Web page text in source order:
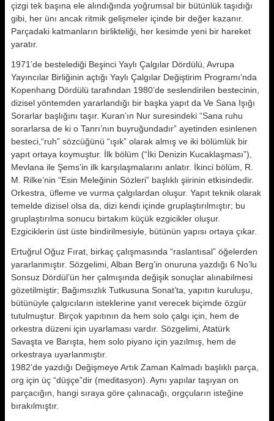
çizgi tek başına ele alındığında yoğrumsal bir bütünlük taşıdığı
gibi, her ünı ancak ritmik gelişmeler içinde bir değer kazanır.
Parçadaki katmanların birlikteliği, her kesimde yeni bir hareket
yaratır.
1971’de bestelediği Beşinci Yaylı Çalgılar Dördülü, Avrupa
Yayıncılar Birliğinin açtığı Yaylı Çalgılar Değiştirim Programı’nda
Kopenhang Dördülü tarafından 1980’de seslendirilen bestecinin,
dizisel yöntemden yararlandığı bir başka yapıt da Ve Sana Işığı
Sorarlar başlığını taşır. Kuran’ın Nur suresindeki “Sana ruhu
sorarlarsa de ki o Tanrı’nın buyruğundadır” ayetinden esinlenen
besteci,“ruh” sözcüğünü “ışık” olarak almış ve iki bölümlük bir
yapıt ortaya koymuştur. İlk bölüm (“İki Denizin Kucaklaşması”),
Mevlana ile Şems’in ilk karşılaşmalarını anlatır. İkinci bölüm, R.
M. Rilke’nin “Esin Meleğinin Sözleri” başlıklı şiirinin etkisindedir.
Orkestra, üfleme ve vurma çalgılardan oluşur. Yapıt teknik olarak
temelde dizisel olsa da, dizi kendi içinde gruplaştırılmıştır; bu
gruplaştırılma sonucu birtakım küçük ezgicikler oluşur.
Ezgiciklerin üst üste bindirilmesiyle, bütünün yapısı ortaya çıkar.
Ertuğrul Oğuz Fırat, birkaç çalışmasında “raslantısal” öğelerden
yararlanmıştır. Sözgelimi, Alban Berg’in onuruna yazdığı 6 No’lu
Sonsuz Dördül’ün her çalmışında değişik sonuçlar alınabilmesi
gözetilmiştir; Bağımsızlık Tutkusuna Sonat’ta, yapıtın kuruluşu,
bütünüyle çalgıcıların isteklerine yanıt verecek biçimde özgür
tutulmuştur. Birçok yapıtının da hem solo çalgı için, hem de
orkestra düzeni için uyarlaması vardır. Sözgelimi, Atatürk
Savaşta ve Barışta, hem solo piyano için yazılmış, hem de
orkestraya uyarlanmıştır.
1982’de yazdığı Değişmeye Artık Zaman Kalmadı başlıklı parça,
org için üç “düşçe”dir (meditasyon). Aynı yapılar taşıyan on
parçacığın, hangi sıraya göre çalınacağı, orgçuların isteğine
bırakılmıştır.